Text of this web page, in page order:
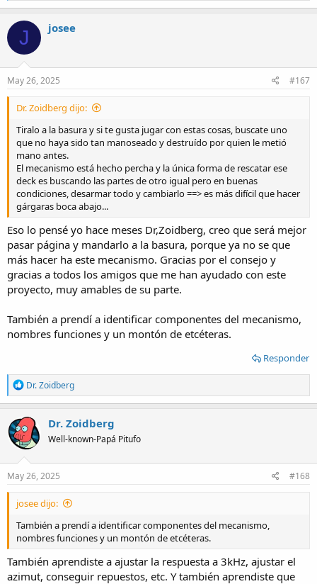
a
c
t
i
o
n
s
J josee
May 26, 2025 #167
Dr. Zoidberg dijo:
Tiralo a la basura y si te gusta jugar con estas cosas, buscate uno
que no haya sido tan manoseado y destruído por quien le metió
mano antes.
El mecanismo está hecho percha y la única forma de rescatar ese
deck es buscando las partes de otro igual pero en buenas
condiciones, desarmar todo y cambiarlo ==> es más difícil que hacer
gárgaras boca abajo...
Eso lo pensé yo hace meses Dr,Zoidberg, creo que será mejor
pasar página y mandarlo a la basura, porque ya no se que
más hacer ha este mecanismo. Gracias por el consejo y
gracias a todos los amigos que me han ayudado con este
proyecto, muy amables de su parte.
También a prendí a identificar componentes del mecanismo,
nombres funciones y un montón de etcéteras.
Responder
R
e
a
c
t
i
o
n
s
Dr. Zoidberg
Dr. Zoidberg
Well-known-Papá Pitufo
May 26, 2025 #168
josee dijo:
También a prendí a identificar componentes del mecanismo,
nombres funciones y un montón de etcéteras.
También aprendiste a ajustar la respuesta a 3kHz, ajustar el
azimut, conseguir repuestos, etc. Y también aprendiste que